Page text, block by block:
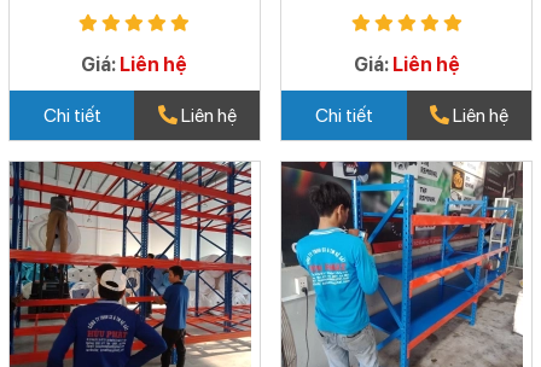
Giá: Liên hệ
Chi tiết Liên hệ
Giá: Liên hệ
Chi tiết Liên hệ